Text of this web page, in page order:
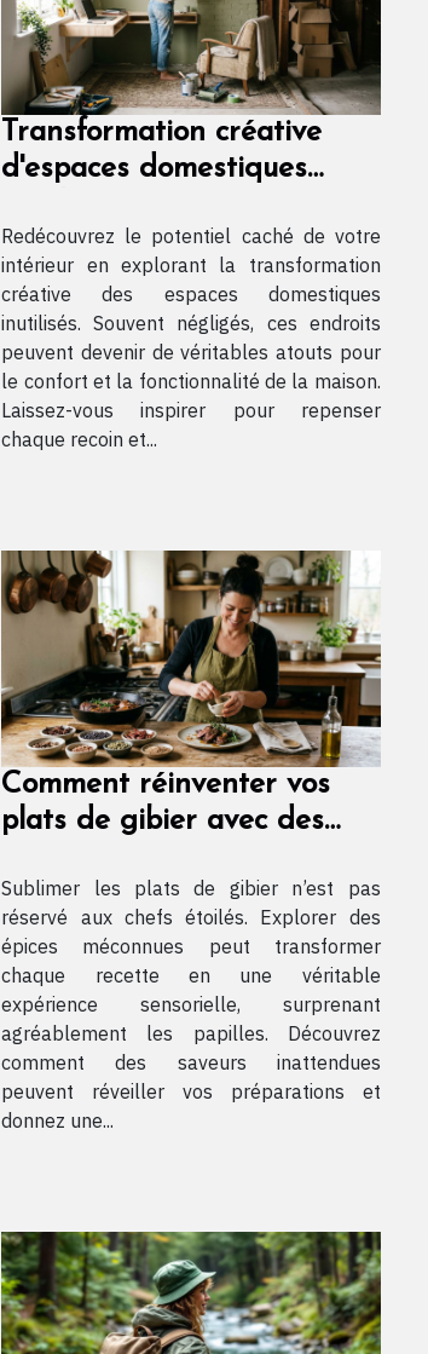
Transformation créative
d'espaces domestiques
Redécouvrez le potentiel caché de votre
intérieur en explorant la transformation
créative des espaces domestiques
inutilisés. Souvent négligés, ces endroits
peuvent devenir de véritables atouts pour
le confort et la fonctionnalité de la maison.
Laissez-vous inspirer pour repenser
chaque recoin et...
Comment réinventer vos
plats de gibier avec des
Sublimer les plats de gibier n’est pas
réservé aux chefs étoilés. Explorer des
épices méconnues peut transformer
chaque recette en une véritable
expérience sensorielle, surprenant
agréablement les papilles. Découvrez
comment des saveurs inattendues
peuvent réveiller vos préparations et
donnez une...